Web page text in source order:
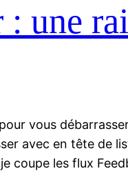
: une
vous
avec en tête de
coupe les flux